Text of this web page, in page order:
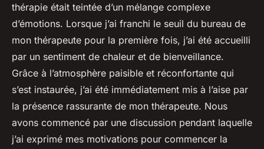
thérapie était teintée d’un mélange complexe
d’émotions. Lorsque j’ai franchi le seuil du bureau de
mon thérapeute pour la première fois, j’ai été accueilli
par un sentiment de chaleur et de bienveillance.
Grâce à l’atmosphère paisible et réconfortante qui
s’est instaurée, j’ai été immédiatement mis à l’aise par
la présence rassurante de mon thérapeute. Nous
avons commencé par une discussion pendant laquelle
j’ai exprimé mes motivations pour commencer la